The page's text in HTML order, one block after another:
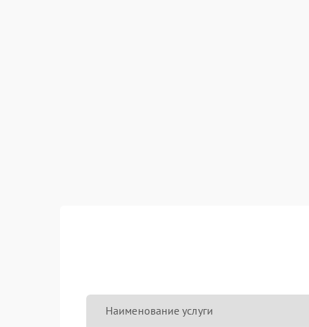
Наименование услуги